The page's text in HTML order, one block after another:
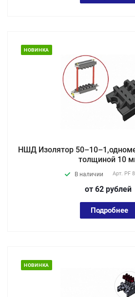
НОВИНКА
НШД Изолятор
толщиной 10
В наличии Арт. PF
от 62 рублей
Подробнее
НОВИНКА